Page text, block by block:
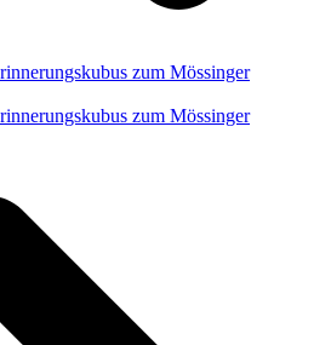
zum Mössinger
zum Mössinger